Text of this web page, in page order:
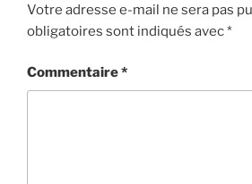
Votre adresse e-mail ne sera pas
obligatoires sont indiqués avec*
Commentaire*